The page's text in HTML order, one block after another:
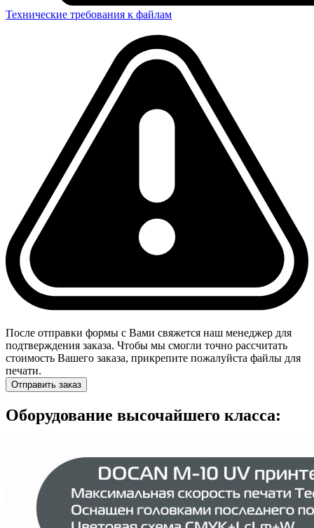
Технические требования к файлам
После отправки формы с Вами свяжется наш менеджер для
подтверждения заказа. Чтобы мы смогли точно рассчитать
стоимость Вашего заказа, прикрепите пожалуйста файлы для
печати.
Отправить заказ
Оборудование высочайшего класса: